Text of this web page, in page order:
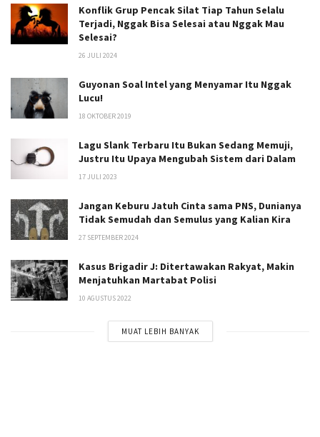
Konflik Grup Pencak Silat Tiap Tahun Selalu
Terjadi, Nggak Bisa Selesai atau Nggak Mau
Selesai?
26 JULI 2024
Guyonan Soal Intel yang Menyamar Itu Nggak
Lucu!
18 OKTOBER 2019
Lagu Slank Terbaru Itu Bukan Sedang Memuji,
Justru Itu Upaya Mengubah Sistem dari Dalam
17 JULI 2023
Jangan Keburu Jatuh Cinta sama PNS, Dunianya
Tidak Semudah dan Semulus yang Kalian Kira
27 SEPTEMBER 2024
Kasus Brigadir J: Ditertawakan Rakyat, Makin
Menjatuhkan Martabat Polisi
10 AGUSTUS 2022
MUAT LEBIH BANYAK